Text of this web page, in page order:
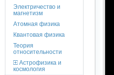
Электричество и
магнетизм
Атомная физика
Квантовая физика
Теория
относительности
Астрофизика и
космология